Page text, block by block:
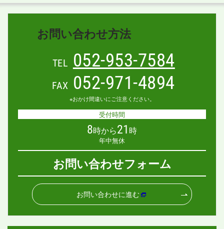
お問い合わせ方法
TEL 052-953-7584
FAX 052-971-4894
※おかけ間違いにご注意ください。
受付時間
8時から21 時
年中無休
お問い合わせフォーム
お問い合わせに進む